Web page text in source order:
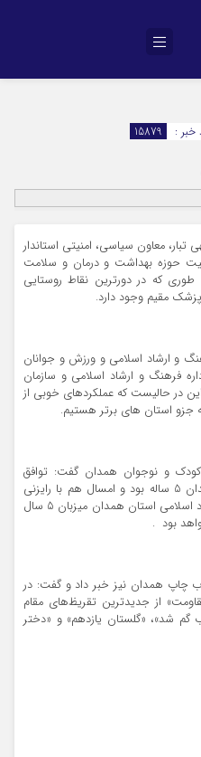
خبر : 15879
تبار، معاون سیاسی، امنیتی استاندار
حوزه بهداشت و درمان و سلامت
که در دورترین نقاط روستایی
مقیم وجود دارد.
و ارشاد اسلامی و ورزش و جوانان
فرهنگ و ارشاد اسلامی و سازمان
در حالیست که عملکردهای خوبی از
جزو استان های برتر هستیم.
و نوجوان همدان گفت: توافق
جشنواره تئاتر کودک و نوجوان در همدان 5 ساله بود و امسال هم با رایزنی
های انجام شده با وزارت فرهنگ و ارشاد اسلامی استان همدان میزبان 5 سال
بود .
چاپ همدان نیز خبر داد و گفت: در
از جدیدترین تقریظ‌های مقام
شد»، «گلستان یازدهم» و «دختر